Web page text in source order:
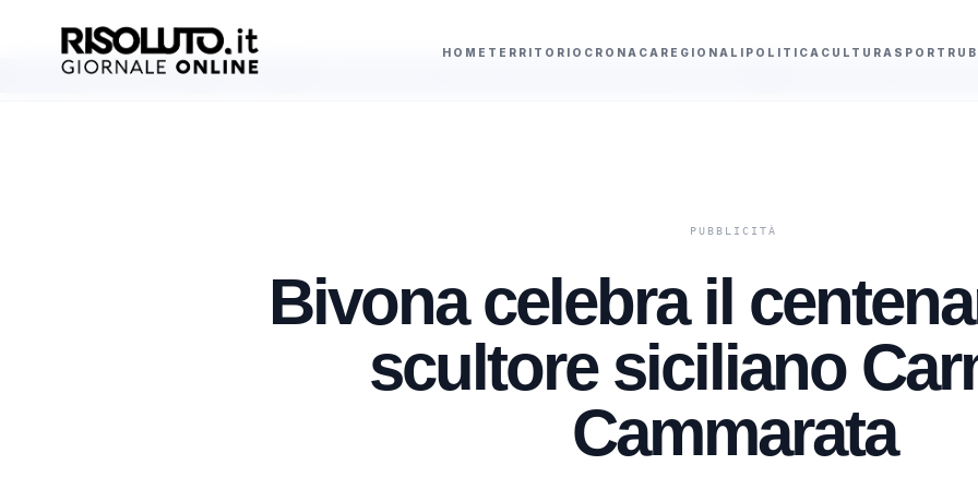
HOME TERRITORIO CRONACA REGIONALI POLITICA CULTURA SPORT
AGGIORNAMENTI
comandante Navarra Violenza di genere, via libera a otto assunzioni nella Regione Siciliana
Bivona celebra il
scultore siciliano
Cammarata